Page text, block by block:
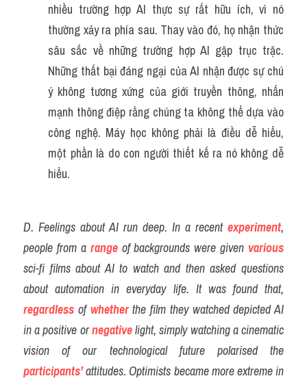
nhiều trường hợp AI thực sự rất hữu ích, vì nó
thường xảy ra phía sau. Thay vào đó, họ nhận thức
sâu sắc về những trường hợp AI gặp trục trặc.
Những thất bại đáng ngại của AI nhận được sự chú
ý không tương xứng của giới truyền thông, nhấn
mạnh thông điệp rằng chúng ta không thể dựa vào
công nghệ. Máy học không phải là điều dễ hiểu,
một phần là do con người thiết kế ra nó không dễ
hiểu.
D. Feelings about AI run deep. In a recent experiment,
people from a range of backgrounds were given various
sci-fi films about AI to watch and then asked questions
regardless of whether the film they watched depicted AI
in a positive or negative light, simply watching a cinematic
participants’attitudes. Optimists became more extreme in